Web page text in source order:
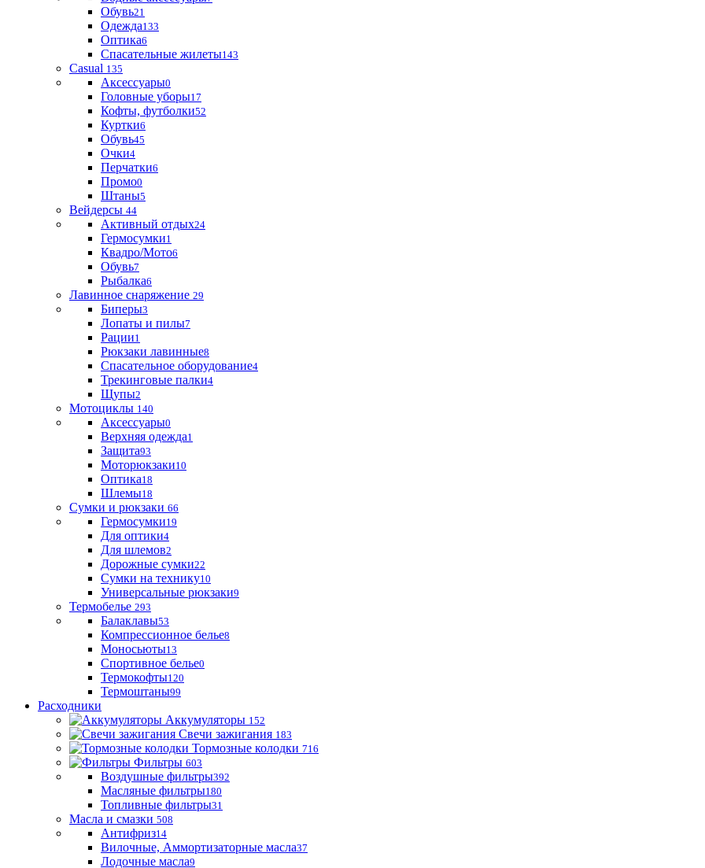
Обувь21
Одежда133
Оптика6
Спасательные жилеты143
Casual 135
Аксессуары0
Головные уборы17
Кофты, футболки52
Куртки6
Обувь45
Очки4
Перчатки6
Промо0
Штаны5
Вейдерсы 44
Активный отдых24
Гермосумки1
Квадро/Мото6
Обувь7
Рыбалка6
Лавинное снаряжение 29
Биперы3
Лопаты и пилы7
Рации1
Рюкзаки лавинные8
Спасательное оборудование4
Трекинговые палки4
Щупы2
Мотоциклы 140
Аксессуары0
Верхняя одежда1
Защита93
Моторюкзаки10
Оптика18
Шлемы18
Сумки и рюкзаки 66
Гермосумки19
Для оптики4
Для шлемов2
Дорожные сумки22
Сумки на технику10
Универсальные рюкзаки9
Термобелье 293
Балаклавы53
Компрессионное белье8
Моносьюты13
Спортивное белье0
Термокофты120
Термоштаны99
Расходники
Аккумуляторы 152
Свечи зажигания 183
Тормозные колодки 716
Фильтры 603
Воздушные фильтры392
Масляные фильтры180
Топливные фильтры31
Масла и смазки 508
Антифриз14
Вилочные, Аммортизаторные масла37
Лодочные масла9